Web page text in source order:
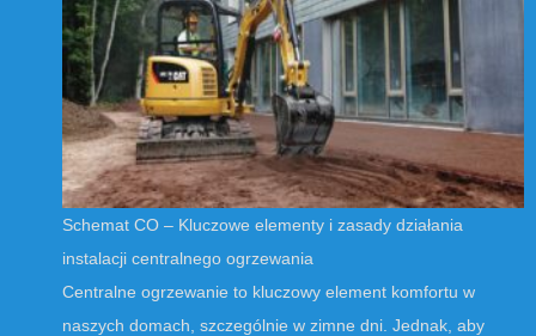
Schemat CO – Kluczowe elementy i zasady działania
instalacji centralnego ogrzewania
Centralne ogrzewanie to kluczowy element komfortu w
naszych domach, szczególnie w zimne dni. Jednak, aby